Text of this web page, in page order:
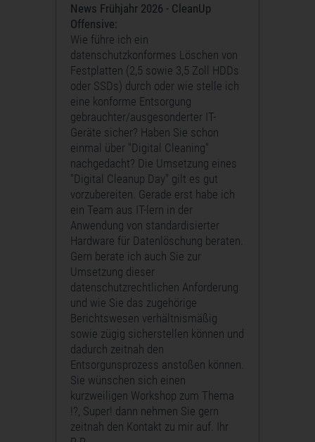
News Frühjahr 2026 - CleanUp
Offensive:
Wie führe ich ein
datenschutzkonformes Löschen von
Festplatten (2,5 sowie 3,5 Zoll HDDs
oder SSDs) durch oder wie stelle ich
eine konforme Entsorgung
gebrauchter/ausgesonderter IT-
Geräte sicher? Haben Sie schon
einmal über "Digital Cleaning"
nachgedacht? Die Umsetzung eines
"Digital Cleanup Day" gilt es gut
vorzubereiten. Gerade erst habe ich
ein Team aus IT-lern in der
Anwendung von standardisierter
Hardware für Datenlöschung beraten.
Gern berate ich auch Sie zur
Umsetzung dieser
datenschutzrechtlichen Anforderung
und wie Sie das zugehörige
Berichtswesen verhältnismäßig
sowie zügig sicherstellen können und
dadurch zeitnah den
Entsorgunsprozess anstoßen können.
Sie wünschen sich einen
kurzweiligen Workshop zum Thema
!?, Super! dann nehmen Sie gern
zeitnah den Kontakt zu mir auf. Ihr